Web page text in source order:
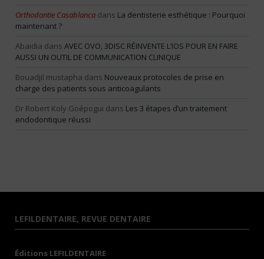
Orthodontie Casablanca dans La dentisterie esthétique : Pourquoi
maintenant ?
Abaidia dans AVEC OVO, 3DISC RÉINVENTE L’IOS POUR EN FAIRE
AUSSI UN OUTIL DE COMMUNICATION CLINIQUE
Bouadjil mustapha dans Nouveaux protocoles de prise en
charge des patients sous anticoagulants
Dr Robert Koly Goépogui dans Les 3 étapes d’un traitement
endodontique réussi
LEFILDENTAIRE, REVUE DENTAIRE
Éditions LEFILDENTAIRE